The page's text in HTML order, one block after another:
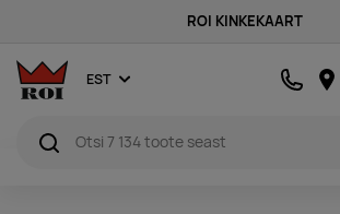
ROI KINKEKAART
EST